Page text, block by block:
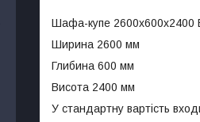
Шафа-купе 2600х600х2400
Ширина 2600 мм
Глибина 600 мм
Висота 2400 мм
У стандартну вартість